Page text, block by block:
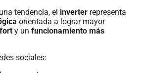
tendencia, el inverter representa
orientada a lograr mayor
y un funcionamiento más
sociales: